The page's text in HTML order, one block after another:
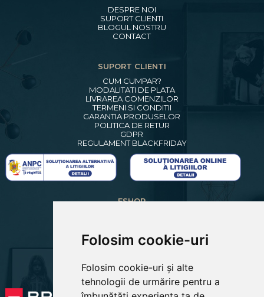
Folosim cookie-uri
Folosim cookie-uri și alte
tehnologii de urmărire pentru a
DESPRE NOI
SUPORT CLIENTI
BLOGUL NOSTRU
CONTACT
SUPORT CLIENTI
CUM CUMPAR?
MODALITATI DE PLATA
LIVRAREA COMENZILOR
TERMENI SI CONDITII
GARANTIA PRODUSELOR
POLITICA DE RETUR
GDPR
REGULAMENT BLACKFRIDAY
ESHOP
RECUPERARE PAROLA
EDITARE PROFIL
PREFERINTE COOKIES